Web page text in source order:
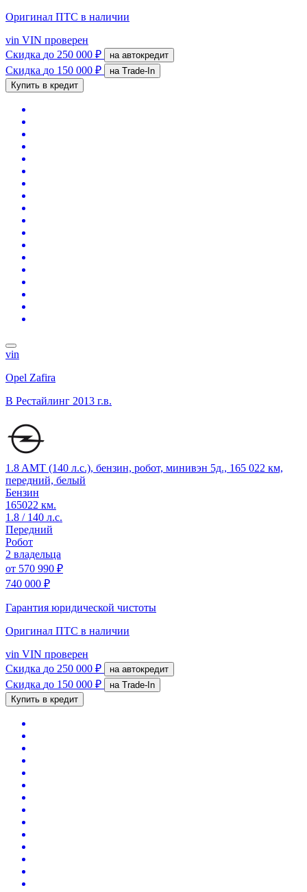
Оригинал ПТС в наличии
vin VIN проверен
Скидка до 250 000 ₽ на автокредит
Скидка до 150 000 ₽
на Trade-In
Купить в кредит
vin
Opel Zafira
B Рестайлинг 2013 г.в.
1.8 AMT (140 л.с.), бензин, робот, минивэн 5д., 165 022 км,
передний, белый
Бензин
165022 км.
1.8 / 140 л.с.
Передний
Робот
2 владельца
от 570 990 ₽
740 000 ₽
Гарантия юридической чистоты
Оригинал ПТС в наличии
vin VIN проверен
Скидка до 250 000 ₽ на автокредит
Скидка до 150 000 ₽
на Trade-In
Купить в кредит